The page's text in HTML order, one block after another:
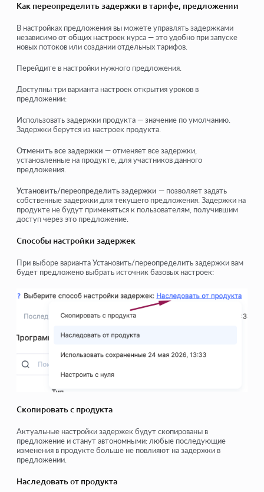
Как переопределить задержки в тарифе, предложении
В настройках предложения вы можете управлять задержками
независимо от общих настроек курса — это удобно при запуске
новых потоков или создании отдельных тарифов.
Перейдите в настройки нужного предложения.
Доступны три варианта настроек открытия уроков в
предложении:
Использовать задержки продукта — значение по умолчанию.
Задержки берутся из настроек продукта.
Отменить все задержки — отменяет все задержки,
установленные на продукте, для участников данного
предложения.
Установить/переопределить задержки — позволяет задать
собственные задержки для текущего предложения. Задержки на
продукте не будут применяться к пользователям, получившим
доступ через это предложение.
Способы настройки задержек
При выборе варианта Установить/переопределить задержки вам
будет предложено выбрать источник базовых настроек:
Скопировать с продукта
Актуальные настройки задержек будут скопированы в
предложение и станут автономными: любые последующие
изменения в продукте больше не повлияют на задержки в
предложении.
Наследовать от продукта